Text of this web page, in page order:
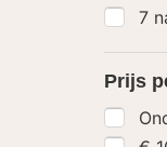
7
Prijs